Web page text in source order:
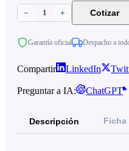
− 1 + Cotizar
Garantía oficial Despacho a
Compartir LinkedIn
Preguntar a IA: ChatGPT
Descripción Ficha